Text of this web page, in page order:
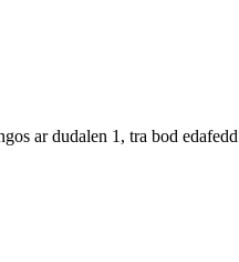
ar dudalen 1, tra bod